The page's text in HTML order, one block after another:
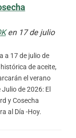
en 17 de julio
a 17 de julio de
de aceite,
el verano
de 2026: El
y Cosecha
al Día -Hoy.